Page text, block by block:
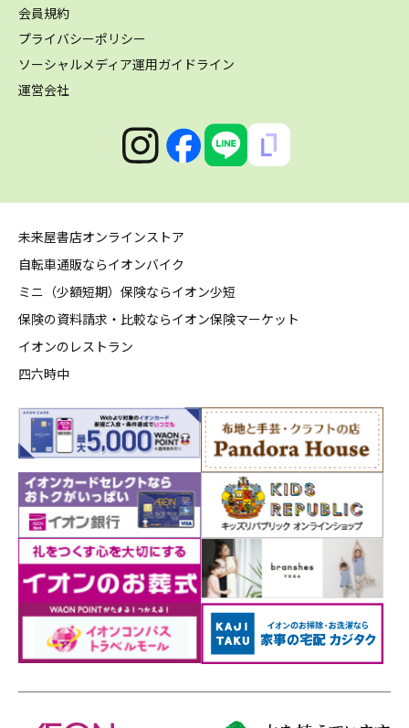
会員規約
プライバシーポリシー
ソーシャルメディア運用ガイドライン
運営会社
未来屋書店オンラインストア
自転車通販ならイオンバイク
ミニ（少額短期）保険ならイオン少短
保険の資料請求・比較ならイオン保険マーケット
イオンのレストラン
四六時中